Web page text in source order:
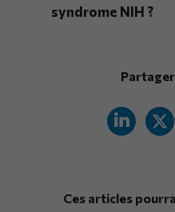
syndrome NIH ?
Ces articles